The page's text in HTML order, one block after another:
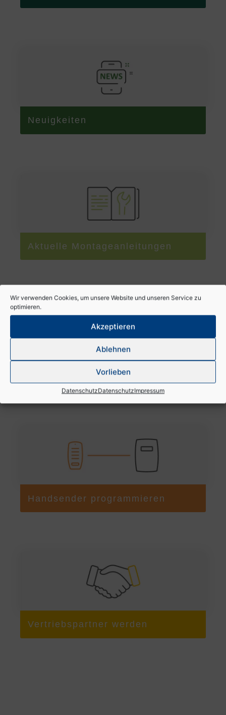
Wir verwenden Cookies, um unsere Website und unseren Service zu
optimieren.
Akzeptieren
Ablehnen
Vorlieben
DatenschutzDatenschutzImpressum
Neuigkeiten
Aktuelle Montageanleitungen​
Handsender programmieren
Vertriebspartner werden​